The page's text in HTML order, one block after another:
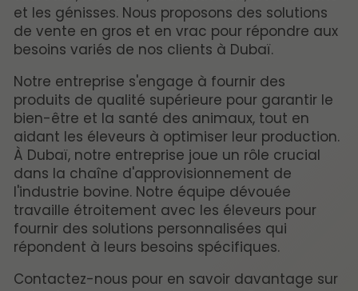
et les génisses. Nous proposons des solutions
de vente en gros et en vrac pour répondre aux
besoins variés de nos clients à Dubaï.
Notre entreprise s'engage à fournir des
produits de qualité supérieure pour garantir le
bien-être et la santé des animaux, tout en
aidant les éleveurs à optimiser leur production.
À Dubaï, notre entreprise joue un rôle crucial
dans la chaîne d'approvisionnement de
l'industrie bovine. Notre équipe dévouée
travaille étroitement avec les éleveurs pour
fournir des solutions personnalisées qui
répondent à leurs besoins spécifiques.
Contactez-nous pour en savoir davantage sur